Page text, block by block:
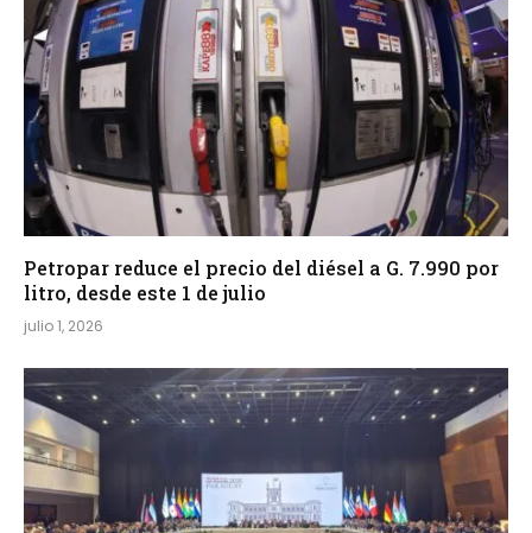
Petropar reduce el precio del diésel a G. 7.990 por
litro, desde este 1 de julio
julio 1, 2026